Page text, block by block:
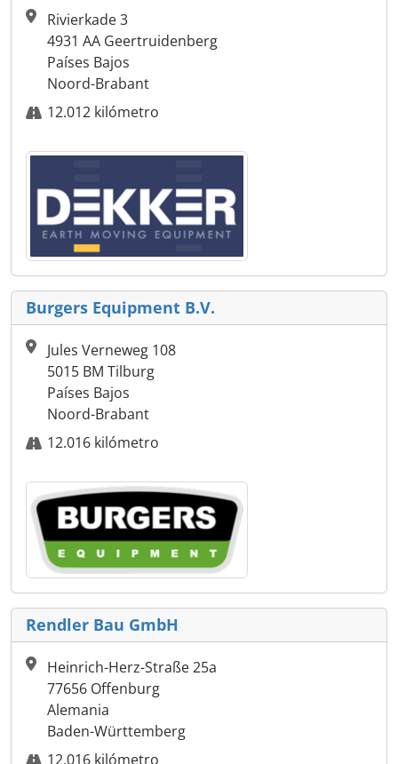
Rivierkade 3
4931 AA Geertruidenberg
Países Bajos
Noord-Brabant
12.012 kilómetro
Burgers Equipment B.V.
Jules Verneweg 108
5015 BM Tilburg
Países Bajos
Noord-Brabant
12.016 kilómetro
Rendler Bau GmbH
Heinrich-Herz-Straße 25a
77656 Offenburg
Alemania
Baden-Württemberg
12.016 kilómetro